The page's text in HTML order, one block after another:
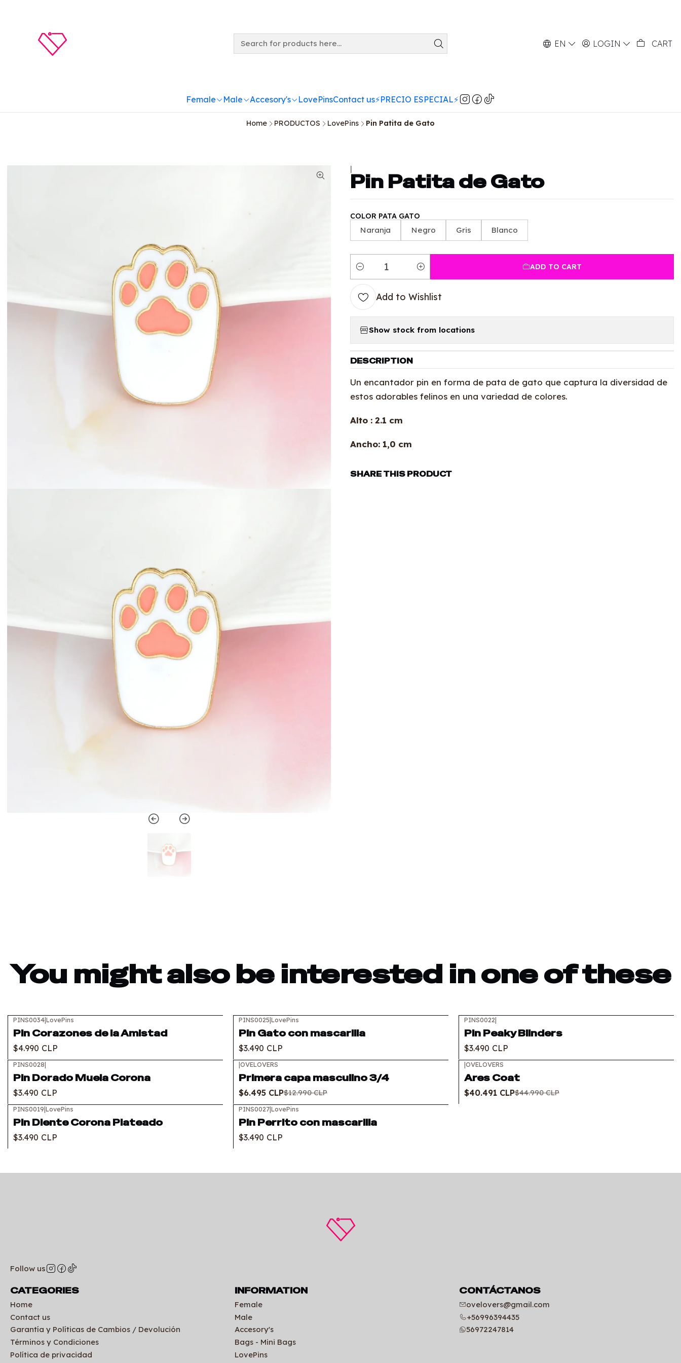
EN LOGIN CART
Female Male Accesory's LovePinsContact us⚡️PRECIO ESPECIAL⚡️
Home PRODUCTOS LovePins Pin Patita de Gato
|
Pin Patita de Gato
COLOR PATA GATO
Naranja Negro Gris Blanco
Quantity
ADD TO CART
Add to Wishlist
Show stock from locations
DESCRIPTION
Un encantador pin en forma de pata de gato que captura la diversidad de
estos adorables felinos en una variedad de colores.
Alto : 2.1 cm
Ancho: 1,0 cm
SHARE THIS PRODUCT
You might also be interested in one of these
PINS0034|LovePins
Pin Corazones de la Amistad
$4.990 CLP
Out of stock
PINS0025|LovePins
Pin Gato con mascarilla
$3.490 CLP
PINS0022|
Pin Peaky Blinders
$3.490 CLP
Out of stock
PINS0028|
Pin Dorado Muela Corona
$3.490 CLP
-50%
|OVELOVERS
Primera capa masculino 3/4
$6.495 CLP$12.990 CLP
-10% OFF
|OVELOVERS
Ares Coat
$40.491 CLP$44.990 CLP
PINS0019|LovePins
Pin Diente Corona Plateado
$3.490 CLP
Out of stock
PINS0027|LovePins
Pin Perrito con mascarilla
$3.490 CLP
Follow us
CATEGORIES
Home
Contact us
Garantía y Políticas de Cambios / Devolución
Términos y Condiciones
Política de privacidad
INFORMATION
Female
Male
Accesory's
Bags - Mini Bags
LovePins
CONTÁCTANOS
ovelovers@gmail.com
+56996394435
56972247814